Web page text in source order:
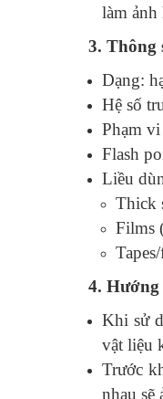
làm
3. Thông
Dạng:
Hệ số
Phạm
Flash
Liều
Thick
Films
4.
Khi sử
vật liệu
Trước
nhau sẽ